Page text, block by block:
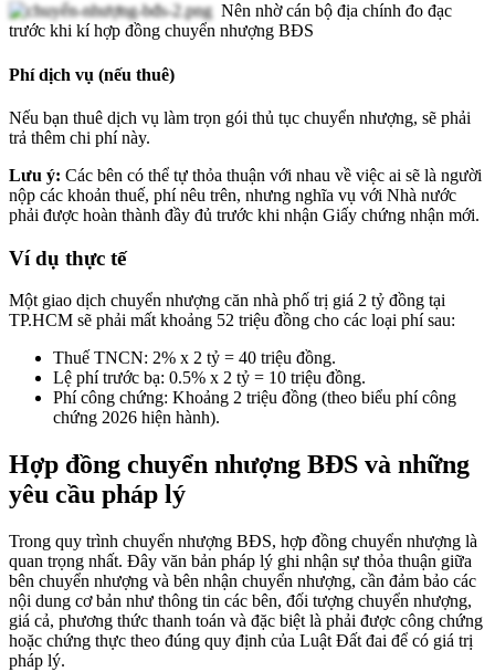
Nên nhờ cán bộ địa chính đo đạc
trước khi kí hợp đồng chuyển nhượng BĐS
Phí dịch vụ (nếu thuê)
Nếu bạn thuê dịch vụ làm trọn gói thủ tục chuyển nhượng, sẽ phải
trả thêm chi phí này.
Lưu ý: Các bên có thể tự thỏa thuận với nhau về việc ai sẽ là người
nộp các khoản thuế, phí nêu trên, nhưng nghĩa vụ với Nhà nước
phải được hoàn thành đầy đủ trước khi nhận Giấy chứng nhận mới.
Ví dụ thực tế
Một giao dịch chuyển nhượng căn nhà phố trị giá 2 tỷ đồng tại
TP.HCM sẽ phải mất khoảng 52 triệu đồng cho các loại phí sau:
Thuế TNCN: 2% x 2 tỷ = 40 triệu đồng.
Lệ phí trước bạ: 0.5% x 2 tỷ = 10 triệu đồng.
Phí công chứng: Khoảng 2 triệu đồng (theo biểu phí công
chứng 2026 hiện hành).
Hợp đồng chuyển nhượng BĐS và những
yêu cầu pháp lý
Trong quy trình chuyển nhượng BĐS, hợp đồng chuyển nhượng là
quan trọng nhất. Đây văn bản pháp lý ghi nhận sự thỏa thuận giữa
bên chuyển nhượng và bên nhận chuyển nhượng, cần đảm bảo các
nội dung cơ bản như thông tin các bên, đối tượng chuyển nhượng,
giá cả, phương thức thanh toán và đặc biệt là phải được công chứng
hoặc chứng thực theo đúng quy định của Luật Đất đai để có giá trị
pháp lý.